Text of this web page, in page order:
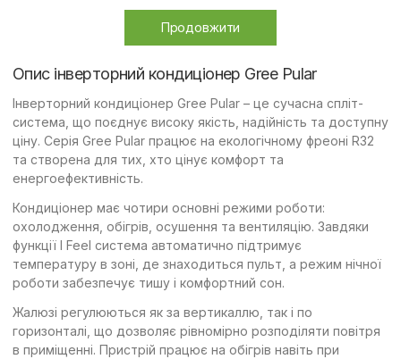
Продовжити
Опис інверторний кондиціонер Gree Pular
Інверторний кондиціонер Gree Pular – це сучасна спліт-
система, що поєднує високу якість, надійність та доступну
ціну. Серія Gree Pular працює на екологічному фреоні R32
та створена для тих, хто цінує комфорт та
енергоефективність.
Кондиціонер має чотири основні режими роботи:
охолодження, обігрів, осушення та вентиляцію. Завдяки
функції I Feel система автоматично підтримує
температуру в зоні, де знаходиться пульт, а режим нічної
роботи забезпечує тишу і комфортний сон.
Жалюзі регулюються як за вертикаллю, так і по
горизонталі, що дозволяє рівномірно розподіляти повітря
в приміщенні. Пристрій працює на обігрів навіть при